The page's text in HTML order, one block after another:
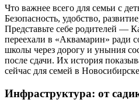
Что важнее всего для семьи с
Безопасность, удобство,
Представьте себе родителей —
переехали в «Аквамарин» ради
школы через дорогу и уныния
после сдачи. Их история
сейчас для семей в
Инфраструктура: от